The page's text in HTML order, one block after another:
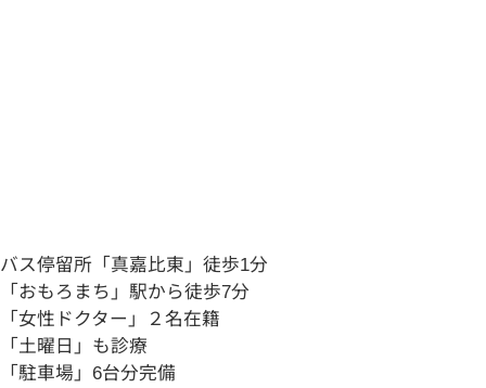
バス停留所 「真嘉比東」 徒歩1分
「おもろまち」 駅から徒歩7分
「 女性ドクター 」 ２ 名在籍
「 土曜日 」 も診療
「 駐車場 」 6台分完備